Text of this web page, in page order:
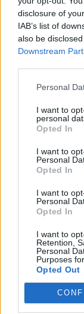
disclosure of
IAB’s list of
also be
Downstream
Personal
I want to
personal
Opted In
I want to
Personal
Opted In
I want to
Personal
Opted In
I want to
Retention,
Personal
Purposes
Opted Out